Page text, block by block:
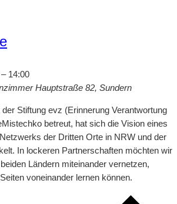
– 14:00
Hauptstraße 82, Sundern
Stiftung evz (Erinnerung Verantwortung
betreut, hat sich die Vision eines
der Dritten Orte in NRW und der
In lockeren Partnerschaften möchten wir
Ländern miteinander vernetzen,
voneinander lernen können.